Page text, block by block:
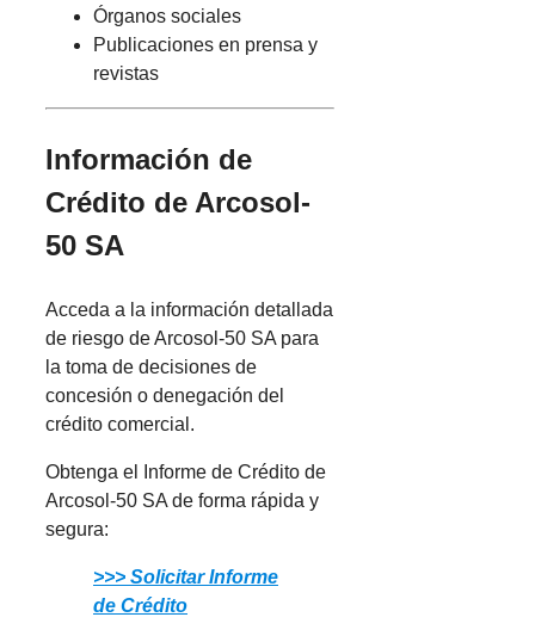
Órganos sociales
Publicaciones en prensa y
revistas
Información de
Crédito de Arcosol-
50 SA
Acceda a la información detallada
de riesgo de Arcosol-50 SA para
la toma de decisiones de
concesión o denegación del
crédito comercial.
Obtenga el Informe de Crédito de
Arcosol-50 SA de forma rápida y
segura:
>>> Solicitar Informe
de Crédito